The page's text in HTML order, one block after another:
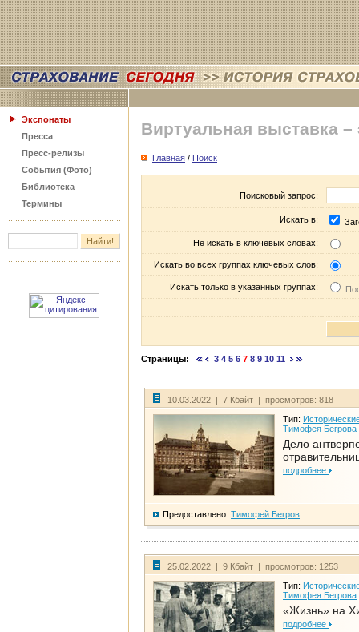
Экспонаты
Пресса
Пресс-релизы
События (Фото)
Библиотека
Термины
Виртуальная выставка –
Главная / Поиск
Поисковый запрос:
Искать в:
Не искать в ключевых словах:
Искать во всех группах ключевых слов:
Искать только в указанных группах:
Страницы: 3 4 5 6 7 8 9 10 11
10.03.2022 | 7 Кбайт | просмотров: 818
Тип:
Тимофея Бегрова
Дело
подробнее
Предоставлено: Тимофей Бегров
25.02.2022 | 9 Кбайт | просмотров: 1253
Тип:
Тимофея Бегрова
«Жизнь» на
подробнее